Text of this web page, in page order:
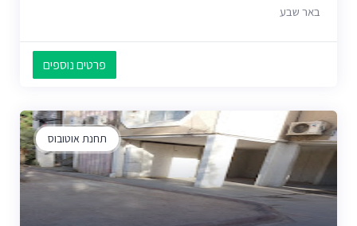
באר שבע
פרטים נוספים
תחנת אוטובוס